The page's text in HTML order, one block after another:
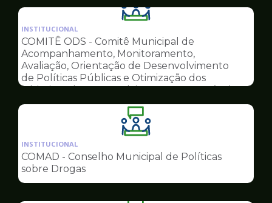
Ilustração
da
pagina
de
Conselhos
INSTITUCIONAL
COMITÊ ODS - Comitê Municipal de
Acompanhamento, Monitoramento,
Avaliação, Orientação de Desenvolvimento
de Políticas Públicas e Otimização dos
Objetivos do Desenvolvimento Sustentável
Ilustração
da
pagina
Conselhos
INSTITUCIONAL
COMAD - Conselho Municipal de Políticas
sobre Drogas